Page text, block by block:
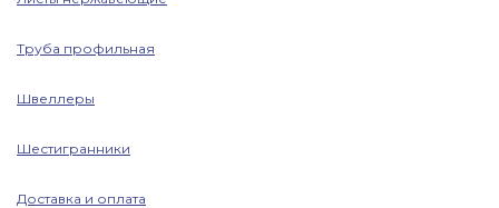
Труба профильная
Швеллеры
Шестигранники
Доставка и оплата